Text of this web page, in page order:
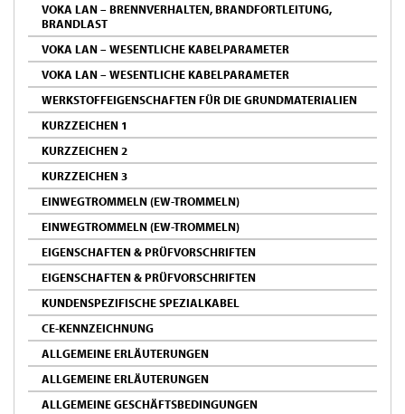
VOKA LAN – BRENNVERHALTEN, BRANDFORTLEITUNG,
BRANDLAST
VOKA LAN – WESENTLICHE KABELPARAMETER
VOKA LAN – WESENTLICHE KABELPARAMETER
WERKSTOFFEIGENSCHAFTEN FÜR DIE GRUNDMATERIALIEN
KURZZEICHEN 1
KURZZEICHEN 2
KURZZEICHEN 3
EINWEGTROMMELN (EW-TROMMELN)
EINWEGTROMMELN (EW-TROMMELN)
EIGENSCHAFTEN & PRÜFVORSCHRIFTEN
EIGENSCHAFTEN & PRÜFVORSCHRIFTEN
KUNDENSPEZIFISCHE SPEZIALKABEL
CE-KENNZEICHNUNG
ALLGEMEINE ERLÄUTERUNGEN
ALLGEMEINE ERLÄUTERUNGEN
ALLGEMEINE GESCHÄFTSBEDINGUNGEN